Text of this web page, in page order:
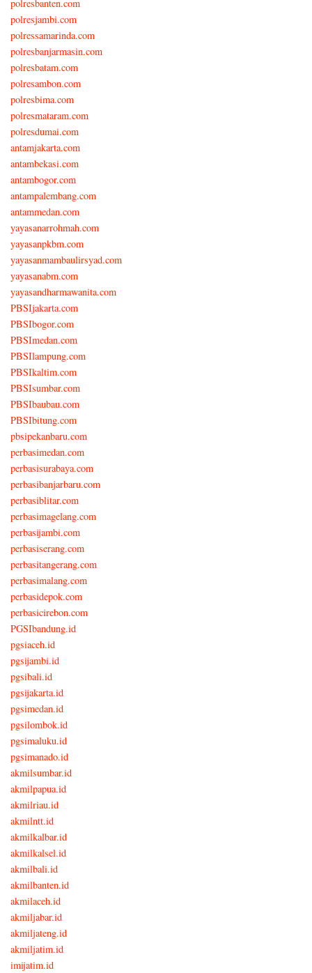
polresbanten.com
polresjambi.com
polressamarinda.com
polresbanjarmasin.com
polresbatam.com
polresambon.com
polresbima.com
polresmataram.com
polresdumai.com
antamjakarta.com
antambekasi.com
antambogor.com
antampalembang.com
antammedan.com
yayasanarrohmah.com
yayasanpkbm.com
yayasanmambaulirsyad.com
yayasanabm.com
yayasandharmawanita.com
PBSIjakarta.com
PBSIbogor.com
PBSImedan.com
PBSIlampung.com
PBSIkaltim.com
PBSIsumbar.com
PBSIbaubau.com
PBSIbitung.com
pbsipekanbaru.com
perbasimedan.com
perbasisurabaya.com
perbasibanjarbaru.com
perbasiblitar.com
perbasimagelang.com
perbasijambi.com
perbasiserang.com
perbasitangerang.com
perbasimalang.com
perbasidepok.com
perbasicirebon.com
PGSIbandung.id
pgsiaceh.id
pgsijambi.id
pgsibali.id
pgsijakarta.id
pgsimedan.id
pgsilombok.id
pgsimaluku.id
pgsimanado.id
akmilsumbar.id
akmilpapua.id
akmilriau.id
akmilntt.id
akmilkalbar.id
akmilkalsel.id
akmilbali.id
akmilbanten.id
akmilaceh.id
akmiljabar.id
akmiljateng.id
akmiljatim.id
imijatim.id